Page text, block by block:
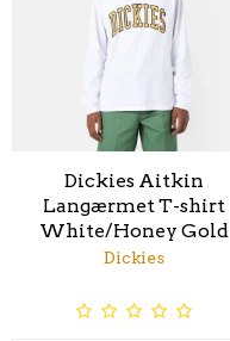
Dickies Aitkin
Langærmet T-shirt
White/Honey Gold
Dickies